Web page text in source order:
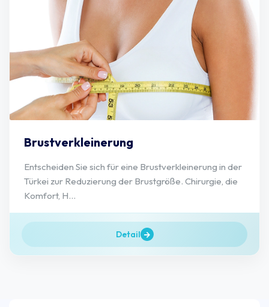
Brustverkleinerung
Entscheiden Sie sich für eine Brustverkleinerung in der
Türkei zur Reduzierung der Brustgröße. Chirurgie, die
Komfort, H...
Detail